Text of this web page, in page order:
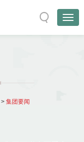
> 集团要闻